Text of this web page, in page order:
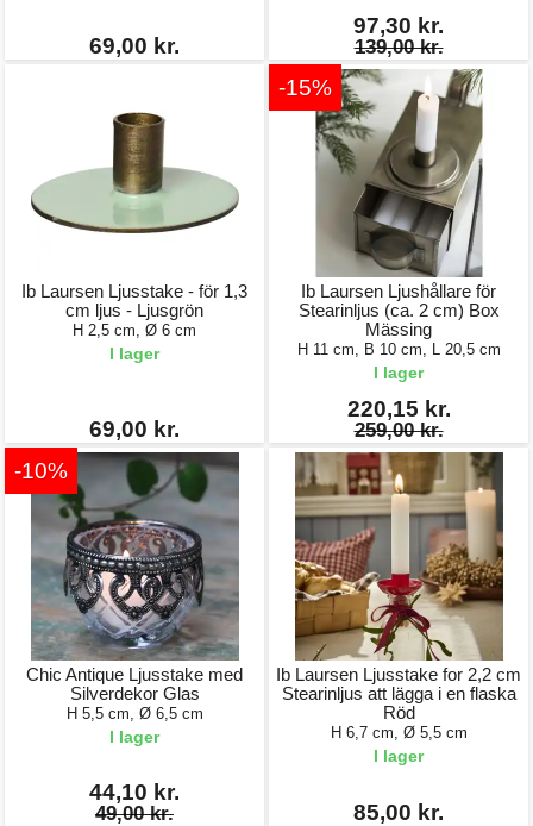
69,00 kr.
97,30 kr.
139,00 kr.
Ib Laursen Ljusstake - för 1,3
cm ljus - Ljusgrön
H 2,5 cm, Ø 6 cm
I lager
69,00 kr.
-15%
Ib Laursen Ljushållare för
Stearinljus (ca. 2 cm) Box
Mässing
H 11 cm, B 10 cm, L 20,5 cm
I lager
220,15 kr.
259,00 kr.
-10%
Chic Antique Ljusstake med
Silverdekor Glas
H 5,5 cm, Ø 6,5 cm
I lager
44,10 kr.
49,00 kr.
Ib Laursen Ljusstake for 2,2 cm
Stearinljus att lägga i en flaska
Röd
H 6,7 cm, Ø 5,5 cm
I lager
85,00 kr.